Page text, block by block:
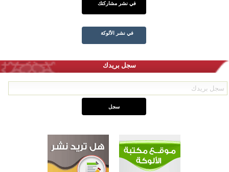
في نشر مشاركتك
في نشر الألوكة
سجل بريدك